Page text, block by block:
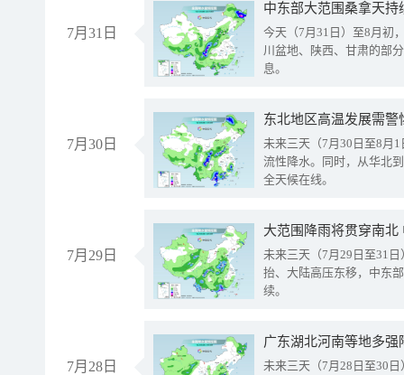
7月31日
中东部大范围桑拿天
今天（7月31日）至8月初
川盆地、陕西、甘肃的部
息。
7月30日
东北地区高温发展需
未来三天（7月30日至8月
流性降水。同时，从华北
全天候在线。
7月29日
大范围降雨将贯穿南
未来三天（7月29日至31
抬、大陆高压东移，中东
续。
7月28日
广东湖北河南等地多
未来三天（7月28日至30